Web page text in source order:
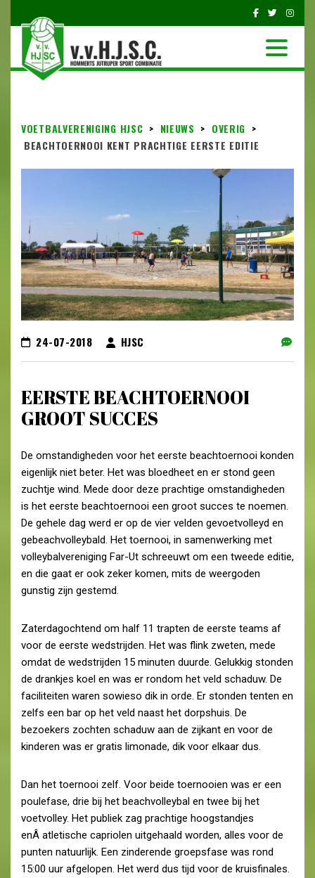
VOETBALVERENIGING HJSC > NIEUWS > OVERIG >
BEACHTOERNOOI KENT PRACHTIGE EERSTE EDITIE
24-07-2018 HJSC
EERSTE BEACHTOERNOOI
GROOT SUCCES
De omstandigheden voor het eerste beachtoernooi konden
eigenlijk niet beter. Het was bloedheet en er stond geen
zuchtje wind. Mede door deze prachtige omstandigheden
is het eerste beachtoernooi een groot succes te noemen.
De gehele dag werd er op de vier velden gevoetvolleyd en
gebeachvolleybald. Het toernooi, in samenwerking met
volleybalvereniging Far-Ut schreeuwt om een tweede editie,
en die gaat er ook zeker komen, mits de weergoden
gunstig zijn gestemd.
Zaterdagochtend om half 11 trapten de eerste teams af
voor de eerste wedstrijden. Het was flink zweten, mede
omdat de wedstrijden 15 minuten duurde. Gelukkig stonden
de drankjes koel en was er rondom het veld schaduw. De
faciliteiten waren sowieso dik in orde. Er stonden tenten en
zelfs een bar op het veld naast het dorpshuis. De
bezoekers zochten schaduw aan de zijkant en voor de
kinderen was er gratis limonade, dik voor elkaar dus.
Dan het toernooi zelf. Voor beide toernooien was er een
poulefase, drie bij het beachvolleybal en twee bij het
voetvolley. Het publiek zag prachtige hoogstandjes
enÂ atletische capriolen uitgehaald worden, alles voor de
punten natuurlijk. Een zinderende groepsfase was rond
15:00 uur afgelopen. Het werd dus tijd voor de kruisfinales.